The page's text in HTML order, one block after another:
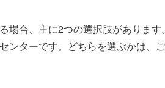
場合、主に2つの選択肢があります
ンターです。どちらを選ぶかは、